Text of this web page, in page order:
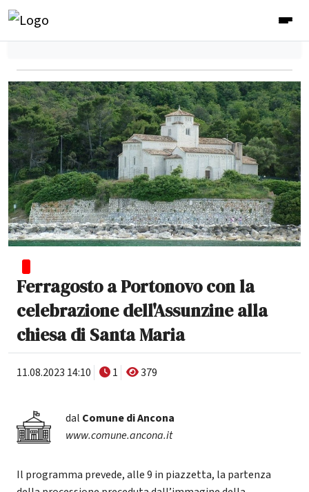
Ferragosto a Portonovo con la
celebrazione dell'Assunzine alla
chiesa di Santa Maria
11.08.2023 14:10 1 379
dal Comune di Ancona
www.comune.ancona.it
Il programma prevede, alle 9 in piazzetta, la partenza